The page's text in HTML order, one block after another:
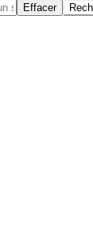
Effacer